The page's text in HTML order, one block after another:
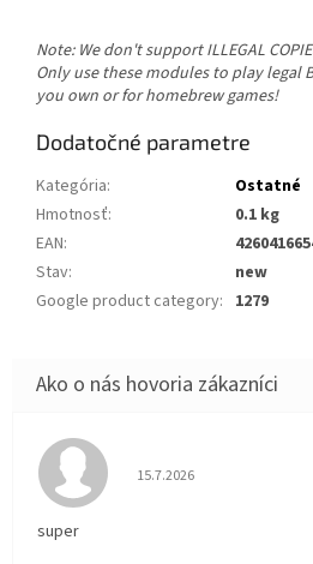
Note: We don't support ILLEGAL
Only use these modules to play legal
you own or for homebrew games!
Dodatočné parametre
Kategória:
Ostatné
Hmotnosť:
0.1 kg
EAN:
Stav:
new
Google product category: 1279
Hodnotenie obchodu je
15.7.2026
super